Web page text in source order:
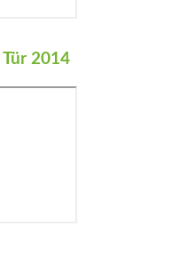
2014